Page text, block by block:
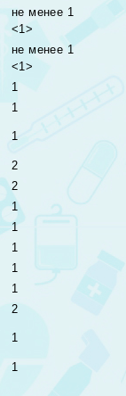
не менее 1
<1>
не менее 1
<1>
1
1
1
2
2
1
1
1
1
1
2
1
1